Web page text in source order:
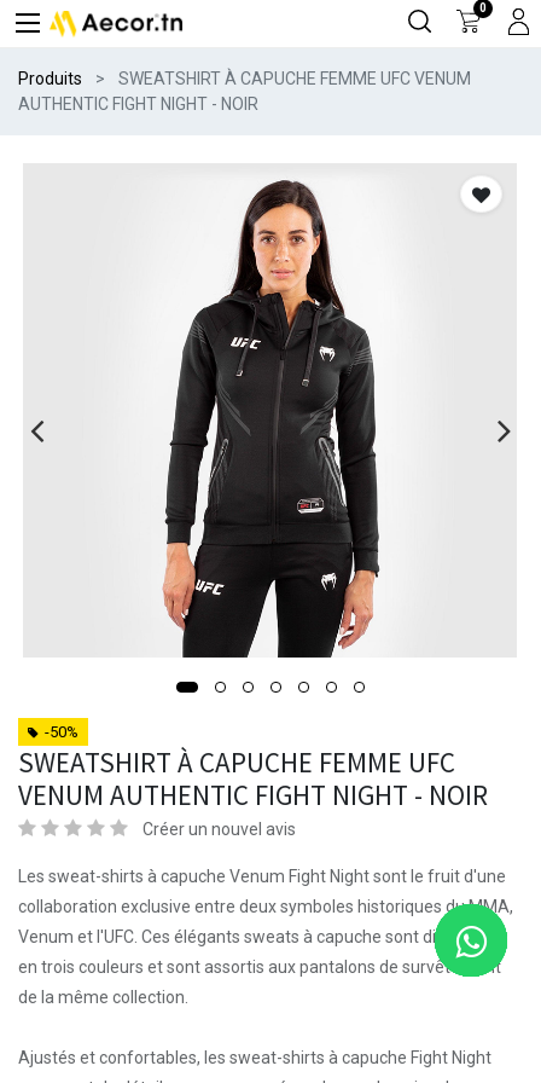
0
Produits
SWEATSHIRT À CAPUCHE FEMME UFC VENUM
AUTHENTIC FIGHT NIGHT - NOIR
-50%
SWEATSHIRT À CAPUCHE FEMME UFC
VENUM AUTHENTIC FIGHT NIGHT - NOIR
Créer un nouvel avis
Les sweat-shirts à capuche Venum Fight Night sont le fruit d'une
collaboration exclusive entre deux symboles historiques du MMA,
Venum et l'UFC. Ces élégants sweats à capuche sont disponibles
en trois couleurs et sont assortis aux pantalons de survêtement
de la même collection.
Ajustés et confortables, les sweat-shirts à capuche Fight Night